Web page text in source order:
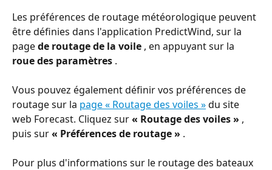
Les préférences de routage météorologique peuvent
être définies dans l'application PredictWind, sur la
page de routage de la voile , en appuyant sur la
roue des paramètres .
Vous pouvez également définir vos préférences de
routage sur la page « Routage des voiles » du site
web Forecast. Cliquez sur « Routage des voiles » ,
puis sur « Préférences de routage » .
Pour plus d'informations sur le routage des bateaux